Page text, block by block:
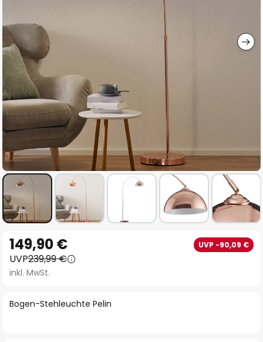
Anfang
der
Bildgalerie
Bogen-Stehleuchte Pelin
149,90 € UVP -90,09 €
UVP239,99 €
inkl. MwSt.